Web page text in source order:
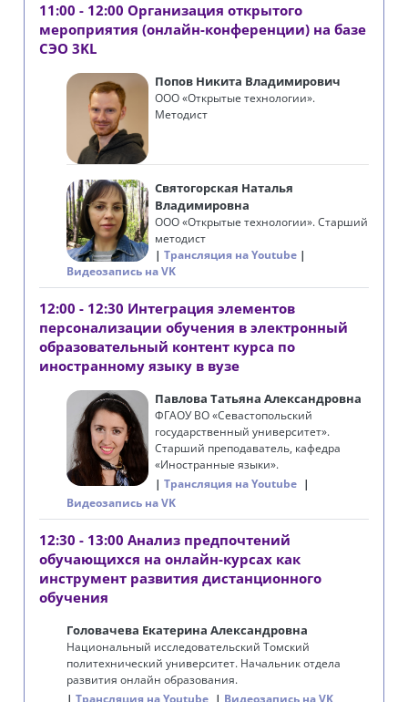
11:00 - 12:00 Организация открытого
мероприятия (онлайн-конференции) на базе
СЭО 3KL
Попов Никита Владимирович
ООО «Открытые технологии».
Методист
Святогорская Наталья
Владимировна
ООО «Открытые технологии». Старший
методист
Трансляция на Youtube
Видеозапись на VK
12:00 - 12:30 Интеграция элементов
персонализации обучения в электронный
образовательный контент курса по
иностранному языку в вузе
Павлова Татьяна Александровна
ФГАОУ ВО «Севастопольский
государственный университет».
Старший преподаватель, кафедра
«Иностранные языки».
Трансляция на Youtube
Видеозапись на VK
12:30 - 13:00 Анализ предпочтений
обучающихся на онлайн-курсах как
инструмент развития дистанционного
обучения
Головачева Екатерина Александровна
Национальный исследовательский Томский
политехнический университет. Начальник отдела
развития онлайн образования.